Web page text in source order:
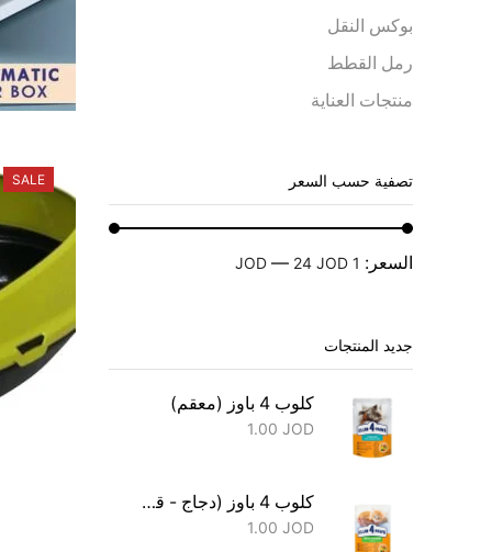
SALE
بوكس النقل
رمل القطط
منتجات العناية
تصفية حسب السعر
السعر: 1 JOD
— 24 JOD
جديد المنتجات
كلوب 4 باوز (معقم)
1.00 JOD
كلوب 4 باوز (دجاج - قطط)
1.00 JOD